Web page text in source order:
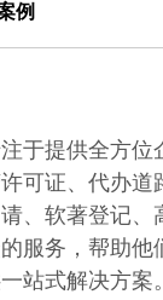
例
于提供全方
可证、代办
、软著登记
服务，帮助
站式解决方